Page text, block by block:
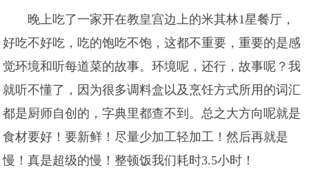
晚上吃了一家开在教皇宫边上的米其林1星餐厅，
好吃不好吃，吃的饱吃不饱，这都不重要，重要的是感
觉环境和听每道菜的故事。环境呢，还行，故事呢？我
就听不懂了，因为很多调料盒以及烹饪方式所用的词汇
都是厨师自创的，字典里都查不到。总之大方向呢就是
食材要好！要新鲜！尽量少加工轻加工！然后再就是
慢！真是超级的慢！整顿饭我们耗时3.5小时！